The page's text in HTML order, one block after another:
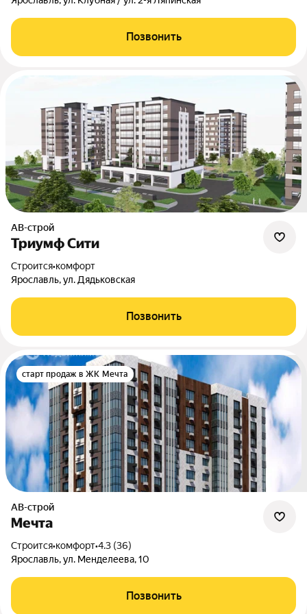
Позвонить
АВ-строй
Триумф Сити
Строится•комфорт
Ярославль, ул. Дядьковская
Позвонить
старт продаж в ЖК Мечта
АВ-строй
Мечта
Строится•комфорт•4.3 (36)
Ярославль, ул. Менделеева, 10
Позвонить